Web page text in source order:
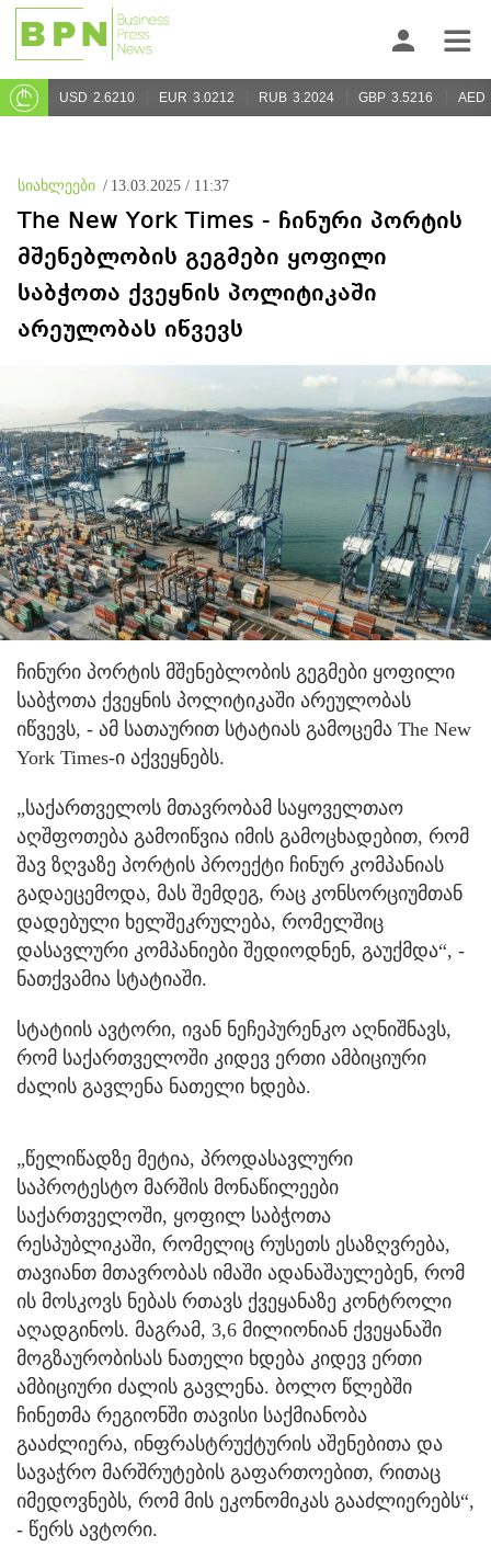
USD 2.6210 EUR 3.0212 RUB 3.2024 GBP 3.5216 AED
სიახლეები / 13.03.2025 / 11:37
The New York Times - ჩინური პორტის
მშენებლობის გეგმები ყოფილი
საბჭოთა ქვეყნის პოლიტიკაში
არეულობას იწვევს
ჩინური პორტის მშენებლობის გეგმები ყოფილი
საბჭოთა ქვეყნის პოლიტიკაში არეულობას
იწვევს, - ამ სათაურით სტატიას გამოცემა The New
York Times-ი აქვეყნებს.
„საქართველოს მთავრობამ საყოველთაო
აღშფოთება გამოიწვია იმის გამოცხადებით, რომ
შავ ზღვაზე პორტის პროექტი ჩინურ კომპანიას
გადაეცემოდა, მას შემდეგ, რაც კონსორციუმთან
დადებული ხელშეკრულება, რომელშიც
დასავლური კომპანიები შედიოდნენ, გაუქმდა“, -
ნათქვამია სტატიაში.
სტატიის ავტორი, ივან ნეჩეპურენკო აღნიშნავს,
რომ საქართველოში კიდევ ერთი ამბიციური
ძალის გავლენა ნათელი ხდება.
„წელიწადზე მეტია, პროდასავლური
საპროტესტო მარშის მონაწილეები
საქართველოში, ყოფილ საბჭოთა
რესპუბლიკაში, რომელიც რუსეთს ესაზღვრება,
თავიანთ მთავრობას იმაში ადანაშაულებენ, რომ
ის მოსკოვს ნებას რთავს ქვეყანაზე კონტროლი
აღადგინოს. მაგრამ, 3,6 მილიონიან ქვეყანაში
მოგზაურობისას ნათელი ხდება კიდევ ერთი
ამბიციური ძალის გავლენა. ბოლო წლებში
ჩინეთმა რეგიონში თავისი საქმიანობა
გააძლიერა, ინფრასტრუქტურის აშენებითა და
სავაჭრო მარშრუტების გაფართოებით, რითაც
იმედოვნებს, რომ მის ეკონომიკას გააძლიერებს“,
- წერს ავტორი.